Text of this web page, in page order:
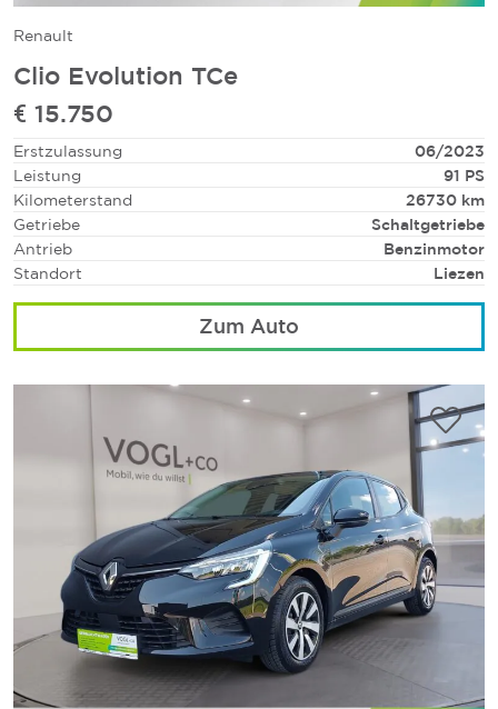
Renault
Clio Evolution TCe
€ 15.750
Erstzulassung
06/2023
Leistung
91 PS
Kilometerstand
26730 km
Getriebe
Schaltgetriebe
Antrieb
Benzinmotor
Standort
Liezen
Zum Auto